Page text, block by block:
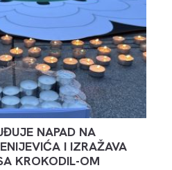
NAPAD NA
I IZRAŽAVA
KROKODIL-OM